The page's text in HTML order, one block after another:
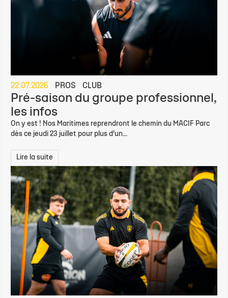
22.07.2026 PROS CLUB
Pré-saison du groupe professionnel,
les infos
On y est ! Nos Maritimes reprendront le chemin du MACIF Parc
dès ce jeudi 23 juillet pour plus d’un...
Lire la suite